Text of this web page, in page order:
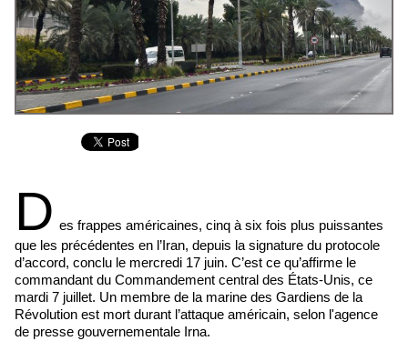
D es frappes américaines, cinq à six fois plus puissantes
que les précédentes en l’Iran, depuis la signature du protocole
d’accord, conclu le mercredi 17 juin. C’est ce qu’affirme le
commandant du Commandement central des États-Unis, ce
mardi 7 juillet. Un membre de la marine des Gardiens de la
Révolution est mort durant l’attaque américain, selon l'agence
de presse gouvernementale Irna.